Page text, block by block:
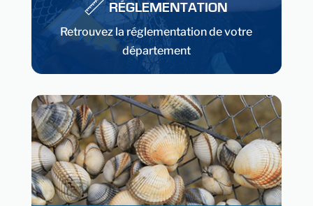
RÉGLEMENTATION
Retrouvez la réglementation de votre
département